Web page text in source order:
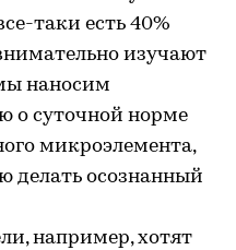
таки есть 40%
изучают
наносим
о суточной норме
микроэлемента,
делать осознанный
например, хотят